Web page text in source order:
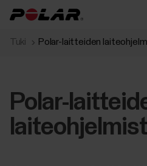
Tuki Polar-laitteiden
Polar-